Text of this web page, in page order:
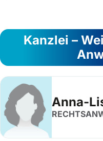
Kanzlei –
Anna-